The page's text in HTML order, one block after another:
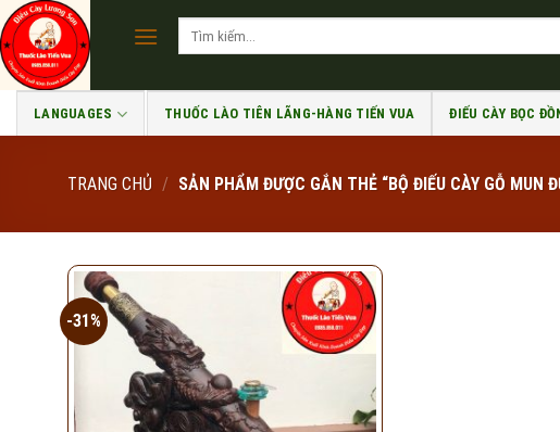
Skip
to
content
LANGUAGES THUỐC LÀO TIÊN LÃNG-HÀNG TIẾN VUA ĐIẾU CÀY BỌC
TRANG CHỦ / SẢN PHẨM ĐƯỢC GẮN THẺ “BỘ ĐIẾU CÀY GỖ MUN
-31%